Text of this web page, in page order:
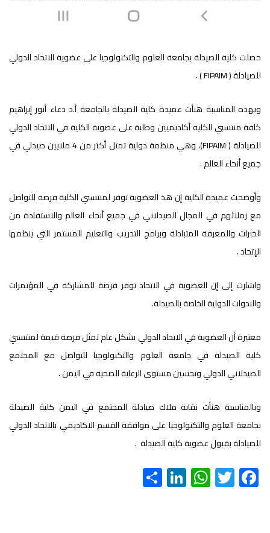
حصلت كلية الصيدلة بجامعة العلوم والتكنولوجيا على عضوية الاتحاد الدولي
للصيادلة ( FIPAIM ) .
وبهذه المناسبة هنأت عميدة كلية الصيدلة بالجامعة أ.د دعاء أنور إبراهيم
كافة منتسبي الكلية أكاديميين وطلبة على عضوية الكلية في الاتحاد الدولي
للصيادلة ( FIPAIM)، وهي منظمة دولية تمثل أكثر من 4 ملايين صيدلي في
جميع أنحاء العالم .
وأوضحت عميدة الكلية إن هذ العضوية توفر لمنتسبي الكلية فرصة للتواصل
مع زملائهم في المجال الصيدلاني في جميع أنحاء العالم والاستفادة من
الخبرات والمعرفة المتبادلة وبرامج التدريب والتعليم المستمر التي ينظمها
الإتحاد .
واشارت إلى إن العضوية في الاتحاد توفر فرصة للمشاركة في المؤتمرات
والندوات الدولية الخاصة بالصيدلة.
معتبرة أن العضوية في الاتحاد الدولي بشكل عام تمثل فرصة قيمة لمنتسبي
كلية الصيدلة في جامعة العلوم والتكنولوجيا للتواصل مع المجتمع
الصيدلاني الدولي وتحسين مستوى الرعاية الصحية في اليمن .
وبالمناسبة هنأت نقابة ملاك صيادلة المجتمع في اليمن كلية الصيدلة
بجامعة العلوم والتكنولوجيا على موافقة القسم الاكاديمي بالاتحاد الدولي
للصيادلة بقبول عضوية كلية الصيدلة .
F
ac
T
wi
W
h
Li
nk